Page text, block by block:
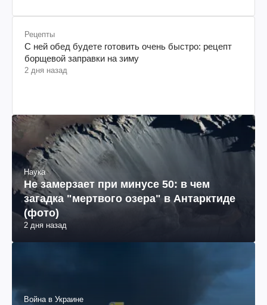
Рецепты
С ней обед будете готовить очень быстро: рецепт
борщевой заправки на зиму
2 дня назад
Наука
Не замерзает при минусе 50: в чем
загадка "мертвого озера" в Антарктиде
(фото)
2 дня назад
Война в Украине